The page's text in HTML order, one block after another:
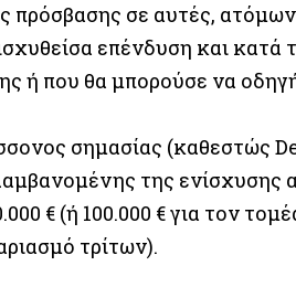
πρόσβασης σε αυτές,
επένδυση και κατά
ή που θα μπορούσε να
σημασίας (καθεστώς
της ενίσχυσης
€ (ή 100.000 € για τον
τρίτων).